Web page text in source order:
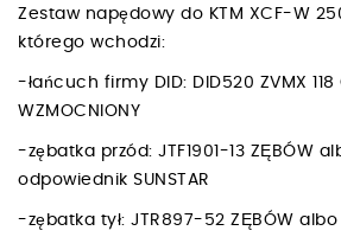
Zestaw napędowy do KTM XCF-W
którego wchodzi:
-łańcuch firmy DID: DID520 ZVMX 118
WZMOCNIONY
-zębatka przód: JTF1901-13 ZĘBÓW
odpowiednik SUNSTAR
-zębatka tył: JTR897-52 ZĘBÓW albo